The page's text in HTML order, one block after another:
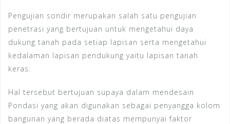
Pengujian sondir merupakan salah satu pengujian
penetrasi yang bertujuan untuk mengetahui daya
dukung tanah pada setiap lapisan serta mengetahui
kedalaman lapisan pendukung yaitu lapisan tanah
keras.
Hal tersebut bertujuan supaya dalam mendesain
Pondasi yang akan digunakan sebagai penyangga kolom
bangunan yang berada diatas mempunyai faktor